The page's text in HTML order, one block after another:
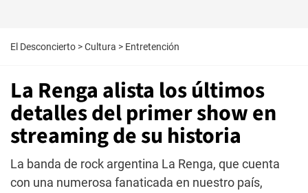
El Desconcierto >Cultura > Entretención
La Renga alista los últimos
detalles del primer show en
streaming de su historia
La banda de rock argentina La Renga, que cuenta
con una numerosa fanaticada en nuestro país,